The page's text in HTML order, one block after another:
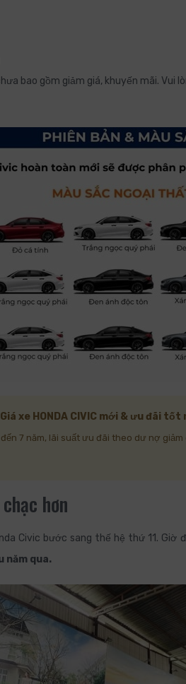
bao gồm giảm giá, khuyến mãi.
xe HONDA CIVIC mới & ưu đãi tốt
7 năm, lãi suất ưu đãi theo dư nợ
hơn
Civic bước sang thế hệ thứ 11. Giờ
năm qua.